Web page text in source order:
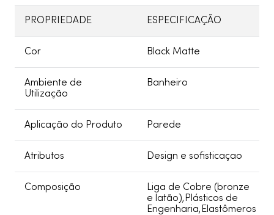
PROPRIEDADE ESPECIFICAÇÃO
Cor Black Matte
Ambiente de
Utilização
Banheiro
Aplicação do Produto Parede
Atributos Design e sofisticaçao
Composição
Liga de Cobre (bronze
e latão),Plásticos de
Engenharia,Elastômeros